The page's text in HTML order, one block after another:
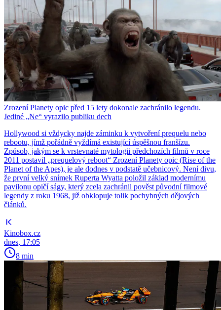
Zrození Planety opic před 15 lety dokonale zachránilo legendu.
Jediné „Ne“ vyrazilo publiku dech
Hollywood si vždycky najde záminku k vytvoření prequelu nebo
rebootu, jímž pořádně vyždímá existující úspěšnou franšízu.
Způsob, jakým se k vrstevnaté mytologii předchozích filmů v roce
2011 postavil „prequelový reboot“ Zrození Planety opic (Rise of the
Planet of the Apes), je ale dodnes v podstatě učebnicový. Není divu,
že první velký snímek Ruperta Wyatta položil základ modernímu
pavilonu opičí ságy, který zcela zachránil pověst původní filmové
legendy z roku 1968, již obklopuje tolik pochybných dějových
článků.
Kinobox.cz
dnes, 17:05
8 min